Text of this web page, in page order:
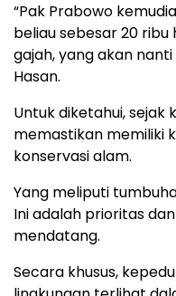
“Pak Prabowo
beliau sebesar 20
gajah, yang akan nanti
Hasan.
Untuk diketahui, sejak
memastikan memiliki
konservasi alam.
Yang meliputi
Ini adalah prioritas
mendatang.
Secara khusus,